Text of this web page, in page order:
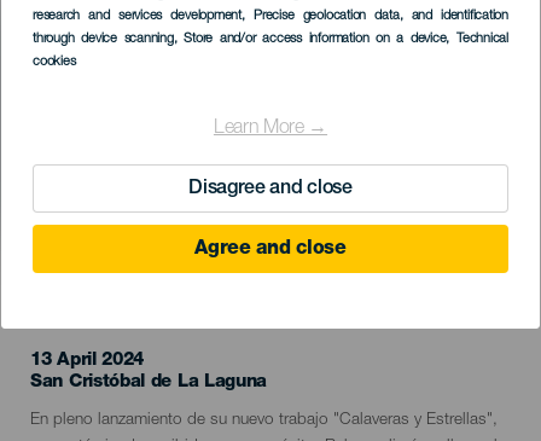
research and services development, Precise geolocation data, and identification
through device scanning, Store and/or access information on a device, Technical
cookies
Learn More →
Disagree and close
Agree and close
Listado
13 April 2024
Localidad
San Cristóbal de La Laguna
Descripción
En pleno lanzamiento de su nuevo trabajo "Calaveras y Estrellas",